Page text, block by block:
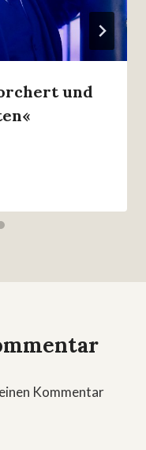
und
Kommentar